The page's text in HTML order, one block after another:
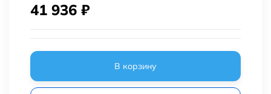
41 936 ₽
В корзину